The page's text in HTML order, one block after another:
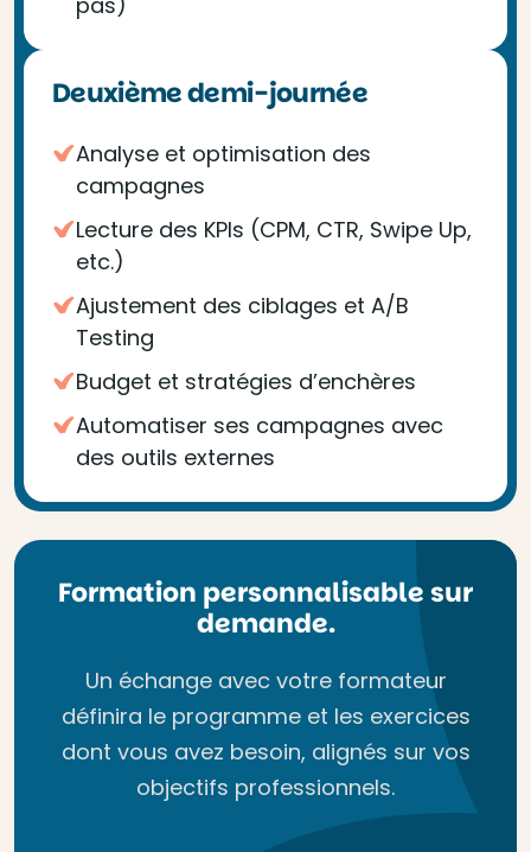
Deuxième demi-journée
Analyse et optimisation des
campagnes
Lecture des KPIs (CPM, CTR, Swipe Up,
etc.)
Ajustement des ciblages et A/B
Testing
Budget et stratégies d’enchères
Automatiser ses campagnes avec
des outils externes
Formation personnalisable sur
demande.
Un échange avec votre formateur
définira le programme et les exercices
dont vous avez besoin, alignés sur vos
objectifs professionnels.